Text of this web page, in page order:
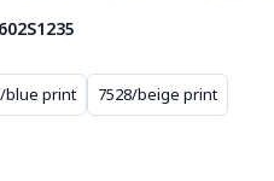
blue print 7528/beige print